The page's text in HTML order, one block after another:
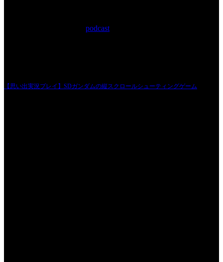
podcast
【思い出実況プレイ】SDガンダムの縦スクロールシューティングゲーム